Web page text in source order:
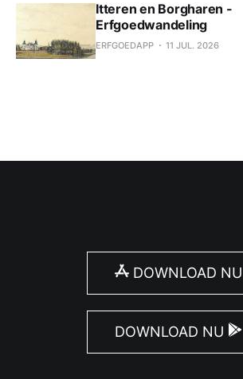
Itteren en Borgharen -
Erfgoedwandeling
ERFGOEDAPP 11 JUL. 2026
DOWNLOAD NU
DOWNLOAD NU